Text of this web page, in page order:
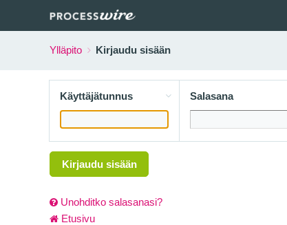
Ylläpito Kirjaudu sisään
Käyttäjätunnus Salasana
Kirjaudu sisään
Unohditko salasanasi?
Etusivu